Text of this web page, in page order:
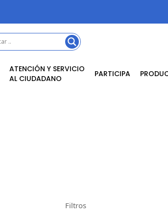
ATENCIÓN Y SERVICIO
AL CIUDADANO
PARTICIPA